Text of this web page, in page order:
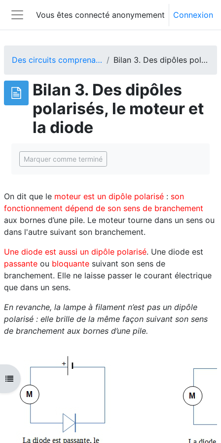
Panneau latéral
Vous êtes connecté anonymement Connexion
Ouvrir l'index du cours
Des circuits comprenant plusieurs récepteurs... Bilan 3. Des dipôles polarisés, le moteur et la diode
Bilan 3. Des dipôles
polarisés, le moteur et
la diode
Marquer comme terminé
On dit que le moteur est un dipôle polarisé : son
fonctionnement dépend de son sens de branchement
aux bornes d’une pile. Le moteur tourne dans un sens ou
dans l'autre suivant son branchement.
Une diode est aussi un dipôle polarisé. Une diode est
passante ou bloquante suivant son sens de
branchement. Elle ne laisse passer le courant électrique
que dans un sens.
En revanche, la lampe à filament n’est pas un dipôle
polarisé : elle brille de la même façon suivant son sens
de branchement aux bornes d’une pile.